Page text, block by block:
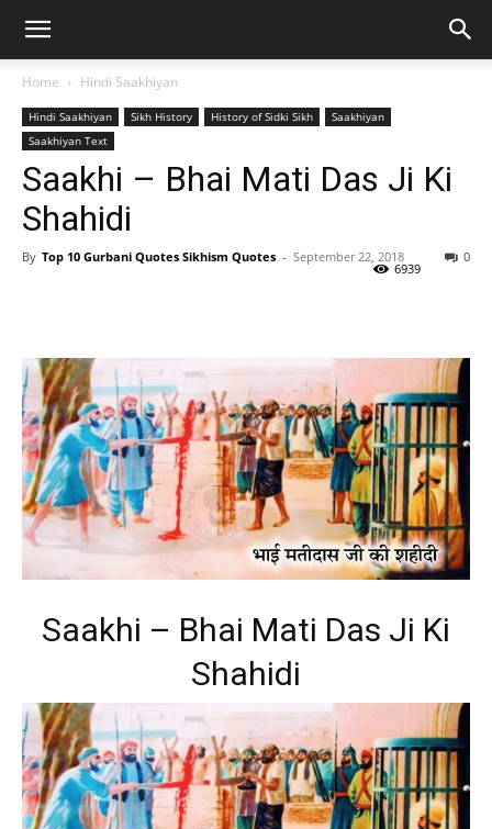
Home Hindi Saakhiyan
Hindi Saakhiyan Sikh History History of Sidki Sikh
Saakhiyan
Saakhiyan Text
Saakhi – Bhai Mati Das Ji Ki
Shahidi
By Top 10 Gurbani Quotes Sikhism Quotes - September 22, 2018 0
6939
Saakhi – Bhai Mati Das Ji Ki
Shahidi